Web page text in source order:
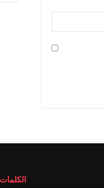
الكلمات